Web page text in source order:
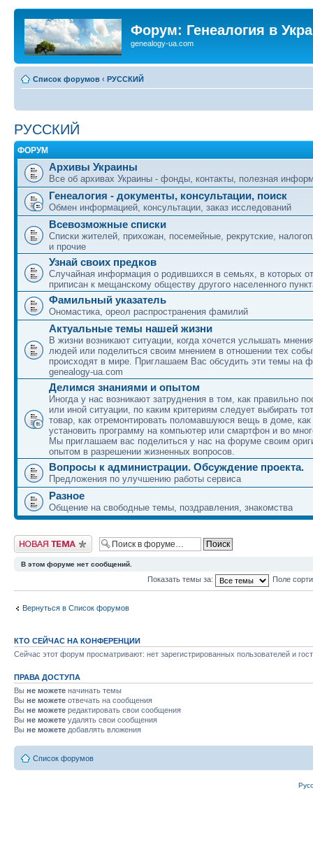
Форум: Генеалогия в
genealogy-ua.com
Список форумов ‹ РУССКИЙ
РУССКИЙ
ФОРУМ
Архивы Украины
Все об архивах Украины - фонды, контакты, полезная
Генеалогия - документы, консультации, поиск
Обмен информацией, консультации, заказ исследований
Всевозможные списки
Списки жителей, прихожан, посемейные, рекрутские,
и прочие
Узнай своих предков
Случайная информация о родившихся в семьях, в которых
приписан к мещанскому обществу другого населенного
Фамильный указатель
Ономастика, ореол распространения фамилий
Актуальные темы нашей жизни
В жизни возникают ситуации, когда хочется услышать
людей или поделиться своим мнением в отношении тех
происходят в мире. Приглашаем Вас обсудить эти темы на
genealogy-ua.com
Делимся знаниями и опытом
Иногда у нас возникают затруднения в том, как правильно
или иной ситуации, по каким критериям следует выбирать
товар, как отремонтировать поломавшуюся вещь в доме, как
установить программу на компьютер или смартфон и во
Мы приглашаем вас поделиться у нас на форуме своим
опытом в разрешении жизненных вопросов.
Вопросы к администрации. Обсуждение проекта.
Предложения по улучшению работы сервиса
Разное
Общение на свободные темы, поздравления, знакомства
Новая тема
В этом форуме нет сообщений.
Показать темы за: Поле
Вернуться в Список форумов
КТО СЕЙЧАС НА КОНФЕРЕНЦИИ
Сейчас этот форум просматривают: нет зарегистрированных пользователей и
ПРАВА ДОСТУПА
Вы не можете начинать темы
Вы не можете отвечать на сообщения
Вы не можете редактировать свои сообщения
Вы не можете удалять свои сообщения
Вы не можете добавлять вложения
Список форумов